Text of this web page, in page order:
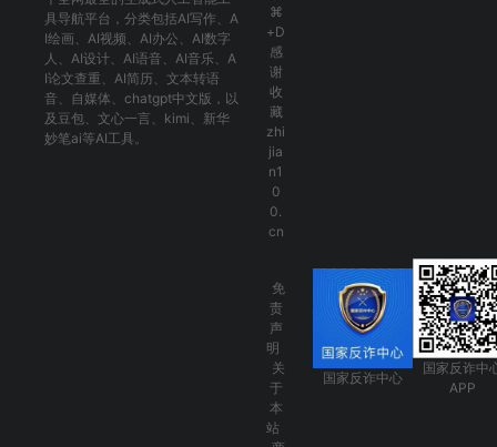
具导航平台，分类包括AI写作 、 A
I绘画 、 AI视频 、 AI办公 、 AI数字
人 、 AI设计、 AI语音、 AI音乐、 A
I论文查重 、 AI简历 、 文本转语
音、 自媒体 、 chatgpt中文版 ，以
及 豆包、 文心一言 、 kimi 、 新华
妙笔ai等AI工具。
⌘
+D
感
谢
收
藏
zhi
jia
n1
0
0.
cn
免
责
声
明
关
于
本
站
国家反诈中心
国家反诈中
APP